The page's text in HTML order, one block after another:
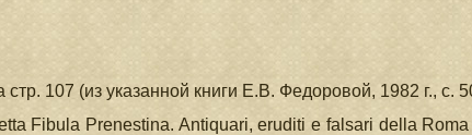
107 (из указанной книги Е.В. Федоровой, 1982 г., с.
Fibula Prenestina. Antiquari, eruditi e falsari della